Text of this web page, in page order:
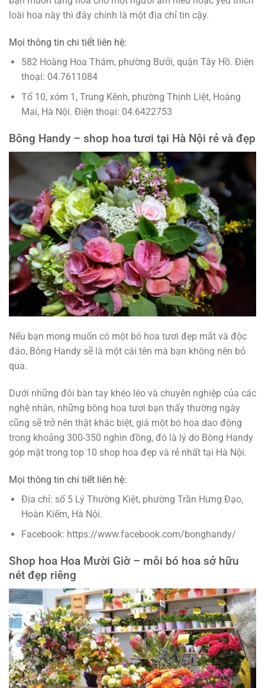
loài hoa này thì đây chính là một địa chỉ tin cậy.
Mọi thông tin chi tiết liên hệ:
582 Hoàng Hoa Thám, phường Bưởi, quận Tây Hồ. Điện
thoại: 04.7611084
Tổ 10, xóm 1, Trung Kênh, phường Thịnh Liệt, Hoàng
Mai, Hà Nội. Điện thoại: 04.6422753
Bông Handy – shop hoa tươi tại Hà Nội rẻ và đẹp
Nếu bạn mong muốn có một bó hoa tươi đẹp mắt và độc
đáo, Bông Handy sẽ là một cái tên mà bạn không nên bỏ
qua.
Dưới những đôi bàn tay khéo léo và chuyên nghiệp của các
nghệ nhân, những bông hoa tươi bạn thấy thường ngày
cũng sẽ trở nên thật khác biệt, giá một bó hoa dao động
trong khoảng 300-350 nghìn đồng, đó là lý do Bông Handy
góp mặt trong top 10 shop hoa đẹp và rẻ nhất tại Hà Nội.
Mọi thông tin chi tiết liên hệ:
Địa chỉ: số 5 Lý Thường Kiệt, phường Trần Hưng Đạo,
Hoàn Kiếm, Hà Nội.
Facebook: https://www.facebook.com/bonghandy/
Shop hoa Hoa Mười Giờ – mỗi bó hoa sở hữu
nét đẹp riêng